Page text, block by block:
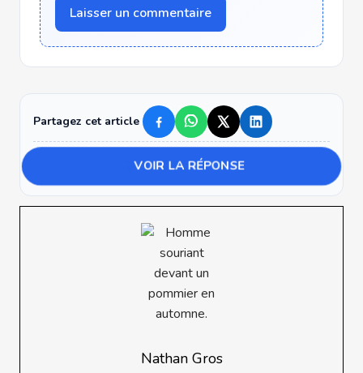
Laisser un commentaire
Partagez cet article
VOIR LA RÉPONSE
Nathan Gros